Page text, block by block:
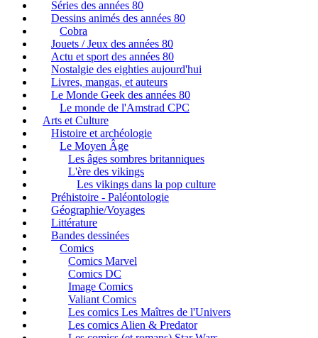
Séries des années 80
Dessins animés des années 80
Cobra
Jouets / Jeux des années 80
Actu et sport des années 80
Nostalgie des eighties aujourd'hui
Livres, mangas, et auteurs
Le Monde Geek des années 80
Le monde de l'Amstrad CPC
Arts et Culture
Histoire et archéologie
Le Moyen Âge
Les âges sombres britanniques
L'ère des vikings
Les vikings dans la pop culture
Préhistoire - Paléontologie
Géographie/Voyages
Littérature
Bandes dessinées
Comics
Comics Marvel
Comics DC
Image Comics
Valiant Comics
Les comics Les Maîtres de l'Univers
Les comics Alien & Predator